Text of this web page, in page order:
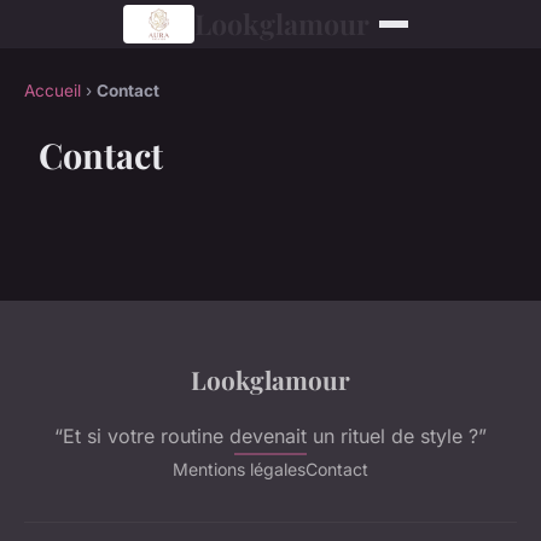
Accueil › Contact
Contact
Lookglamour
“Et si votre routine devenait un rituel de style ?”
Mentions légalesContact